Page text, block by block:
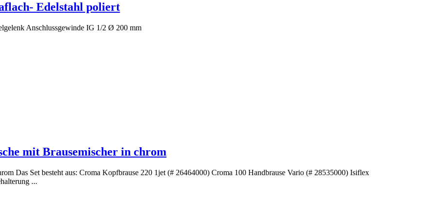
Edelstahl poliert
Anschlussgewinde IG 1/2 Ø 200 mm
mit Brausemischer in chrom
Das Set besteht aus: Croma Kopfbrause 220 1jet (# 26464000) Croma 100 Handbrause Vario (# 28535000) Isiflex
...